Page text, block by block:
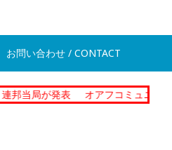
お問い合わせ / CONTACT
オアフコミュニティーコレクショ